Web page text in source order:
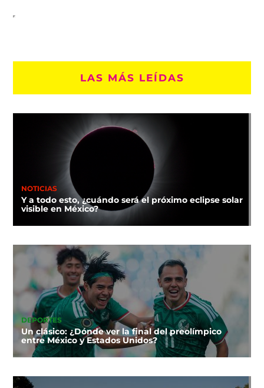
LAS MÁS LEÍDAS
NOTICIAS
Y a todo esto, ¿cuándo será el próximo eclipse solar
visible en México?
DEPORTES
Un clásico: ¿Dónde ver la final del preolímpico
entre México y Estados Unidos?